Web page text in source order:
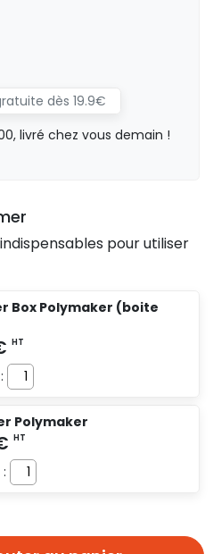
dès 19.9€
livré chez vous demain !
pour utiliser
Box Polymaker (boite
Polymaker